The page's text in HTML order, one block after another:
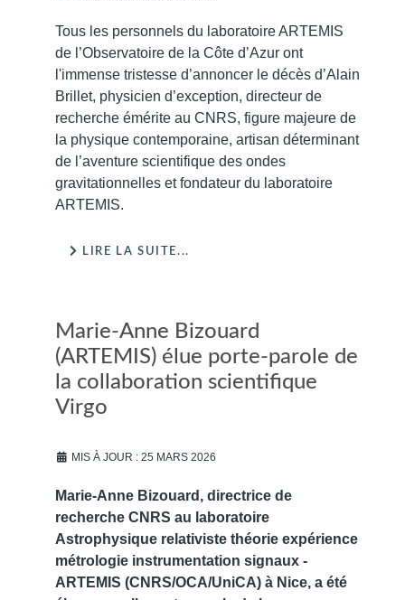
Tous les personnels du laboratoire ARTEMIS
de l’Observatoire de la Côte d’Azur ont
l'immense tristesse d’annoncer le décès d’Alain
Brillet, physicien d’exception, directeur de
recherche émérite au CNRS, figure majeure de
la physique contemporaine, artisan déterminant
de l’aventure scientifique des ondes
gravitationnelles et fondateur du laboratoire
ARTEMIS.
LIRE LA SUITE...
Marie-Anne Bizouard
(ARTEMIS) élue porte-parole de
la collaboration scientifique
Virgo
MIS À JOUR : 25 MARS 2026
Marie-Anne Bizouard, directrice de
recherche CNRS au laboratoire
Astrophysique relativiste théorie expérience
métrologie instrumentation signaux -
ARTEMIS (CNRS/OCA/UniCA) à Nice, a été